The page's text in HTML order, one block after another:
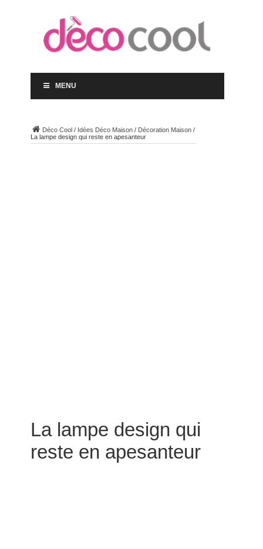
MENU
Déco Cool/ Idées Déco Maison/ Décoration Maison/
La lampe design qui reste en apesanteur
La lampe design qui
reste en apesanteur